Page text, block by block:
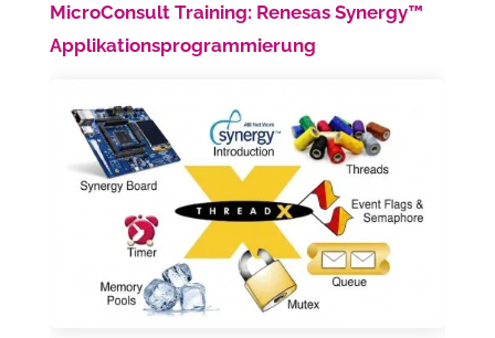
MicroConsult Training: Renesas Synergy™
Applikationsprogrammierung